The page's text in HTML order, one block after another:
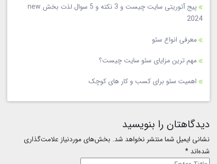
پیج آتوریتی سایت چیست و 3 نکته و 5 سوال لذت بخش new
2024
معرفی انواع سئو
مهم ترین مزایای سئو سایت چیست؟
اهمیت سئو برای کسب و کار های کوچک
دیدگاهتان را بنویسید
نشانی ایمیل شما منتشر نخواهد شد. بخش‌های موردنیاز علامت‌گذاری
شده‌اند *